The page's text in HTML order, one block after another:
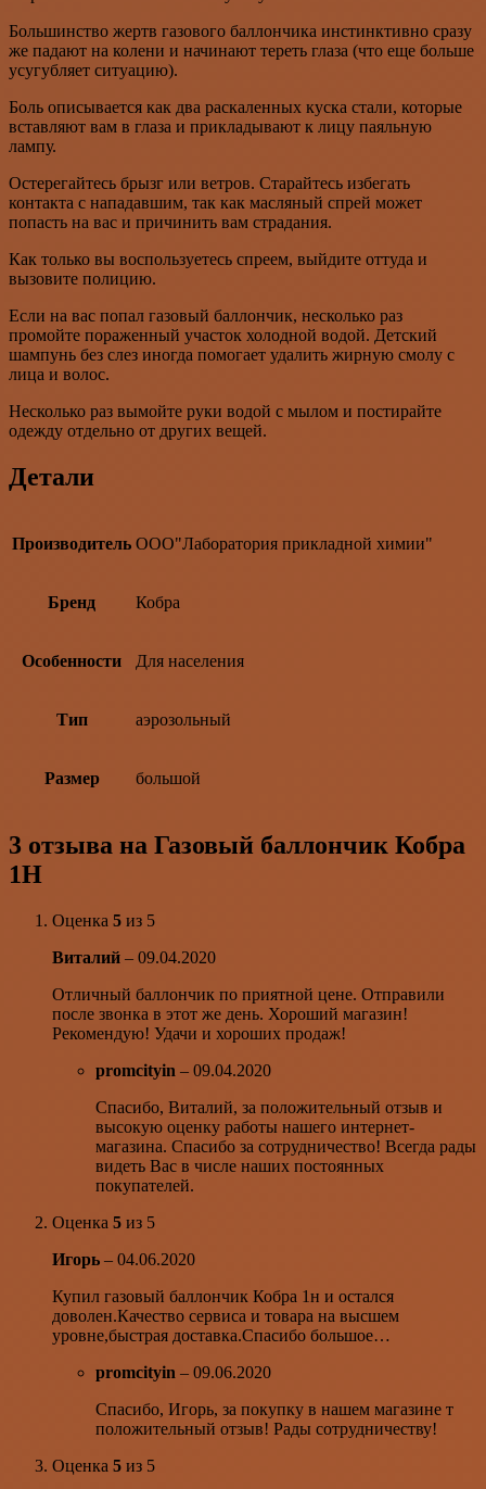
Большинство жертв газового баллончика инстинктивно сразу
же падают на колени и начинают тереть глаза (что еще больше
усугубляет ситуацию).
Боль описывается как два раскаленных куска стали, которые
вставляют вам в глаза и прикладывают к лицу паяльную
лампу.
Остерегайтесь брызг или ветров. Старайтесь избегать
контакта с нападавшим, так как масляный спрей может
попасть на вас и причинить вам страдания.
Как только вы воспользуетесь спреем, выйдите оттуда и
вызовите полицию.
Если на вас попал газовый баллончик, несколько раз
промойте пораженный участок холодной водой. Детский
шампунь без слез иногда помогает удалить жирную смолу с
лица и волос.
Несколько раз вымойте руки водой с мылом и постирайте
одежду отдельно от других вещей.
Детали
Производитель ООО"Лаборатория прикладной химии"
Бренд Кобра
Особенности Для населения
Тип аэрозольный
Размер большой
3 отзыва на Газовый баллончик Кобра
1Н
Оценка 5 из 5
Виталий – 09.04.2020
Отличный баллончик по приятной цене. Отправили
после звонка в этот же день. Хороший магазин!
Рекомендую! Удачи и хороших продаж!
promcityin – 09.04.2020
Спасибо, Виталий, за положительный отзыв и
высокую оценку работы нашего интернет-
магазина. Спасибо за сотрудничество! Всегда рады
видеть Вас в числе наших постоянных
покупателей.
Оценка 5 из 5
Игорь – 04.06.2020
Купил газовый баллончик Кобра 1н и остался
доволен.Качество сервиса и товара на высшем
уровне,быстрая доставка.Спасибо большое…
promcityin – 09.06.2020
Спасибо, Игорь, за покупку в нашем магазине т
положительный отзыв! Рады сотрудничеству!
Оценка 5 из 5